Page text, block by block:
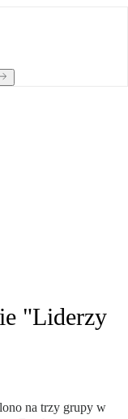
"Liderzy
na trzy grupy w